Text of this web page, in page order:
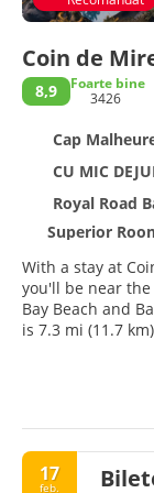
Coin de
8,9
Foarte bine
3426
Cap
CU MIC
Royal Road
Superior
With a stay at
you'll be near
Bay Beach and Bain Boeuf
is 7.3 mi (11.7
Pamper
massages,
appreciate the
outdoor pools,
Additional
17
feb.